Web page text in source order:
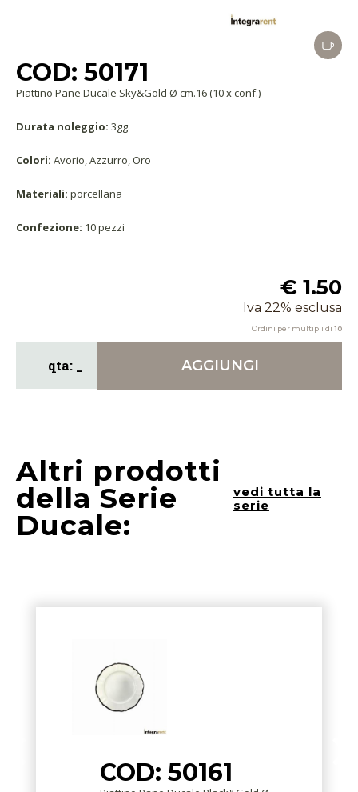
COD: 50171
Piattino Pane Ducale Sky&Gold Ø cm.16 (10 x conf.)
Durata noleggio: 3gg.
Colori: Avorio, Azzurro, Oro
Materiali: porcellana
Confezione: 10 pezzi
€ 1.50
Iva 22% esclusa
Ordini per multipli di 10
AGGIUNGI
Altri prodotti
della Serie
Ducale:
vedi tutta la
serie
COD: 50161